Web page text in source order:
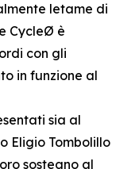
letame di
CycleØ è
con gli
in funzione al
sia al
Eligio Tombolillo
sostegno al